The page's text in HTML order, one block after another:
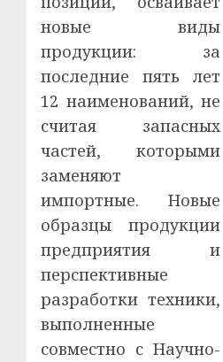
новые виды
продукции: за
последние пять лет
12 наименований, не
считая запасных
частей, которыми
заменяют
импортные. Новые
образцы продукции
предприятия и
перспективные
разработки техники,
выполненные
совместно с Научно-